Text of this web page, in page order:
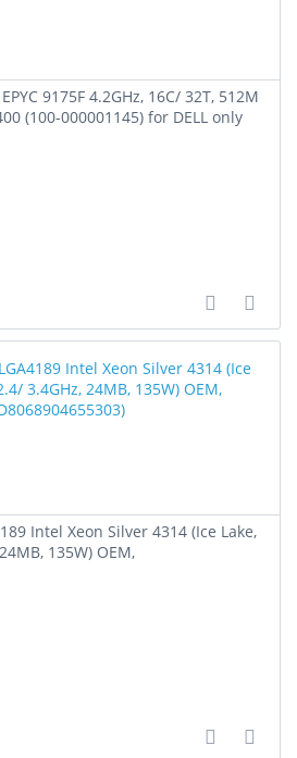
9175F 4.2GHz, 16C/ 32T, 512M
(100-000001145) for DELL only
В В
Intel Xeon Silver 4314 (Ice Lake,
135W) OEM,
В В